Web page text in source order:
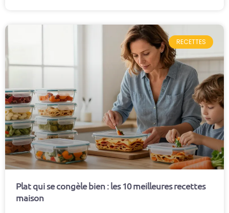
RECETTES
Plat qui se congèle bien : les 10 meilleures recettes
maison